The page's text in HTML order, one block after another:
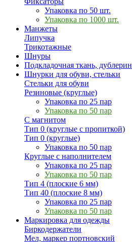
Упаковка по 50 шт.
Упаковка по 1000 шт.
Манжеты
Липучка
Трикотажные
Шнуры
Подкладочная ткань, дублерин
Шнурки для обуви, стельки
Стельки для обуви
Резиновые (круглые)
Упаковка по 25 пар
Упаковка по 50 пар
С магнитом
Тип 0 (круглые с пропиткой)
Тип 0 (круглые)
Упаковка по 50 пар
Круглые с наполнителем
Упаковка по 25 пар
Упаковка по 50 пар
Тип 4 (плоские 6 мм)
Тип 40 (плоские 8 мм)
Упаковка по 25 пар
Упаковка по 50 пар
Маркировка для одежды
Биркодержатели
Мел, маркер портновский